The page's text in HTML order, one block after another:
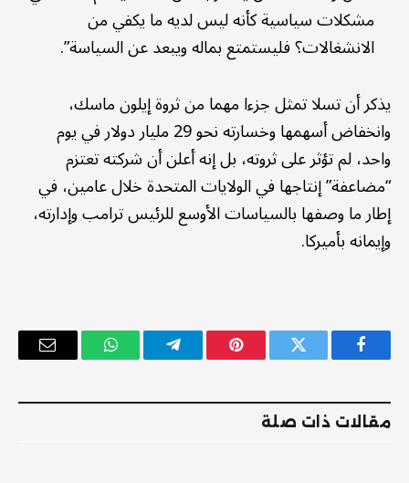
مشكلات سياسية كأنه ليس لديه ما يكفي من
الانشغالات؟ فليستمتع بماله ويبعد عن السياسة”.
يذكر أن تسلا تمثل جزءا مهما من ثروة إيلون ماسك،
وانخفاض أسهمها وخسارته نحو 29 مليار دولار في يوم
واحد، لم تؤثر على ثروته، بل إنه أعلن أن شركته تعتزم
“مضاعفة” إنتاجها في الولايات المتحدة خلال عامين، في
إطار ما وصفها بالسياسات الأوسع للرئيس ترامب وإدارته،
وإيمانه بأميركا.
فيسبوك تويتر بينتيريستتيلقرام واتساب
البريد
مقالات ذات صلة